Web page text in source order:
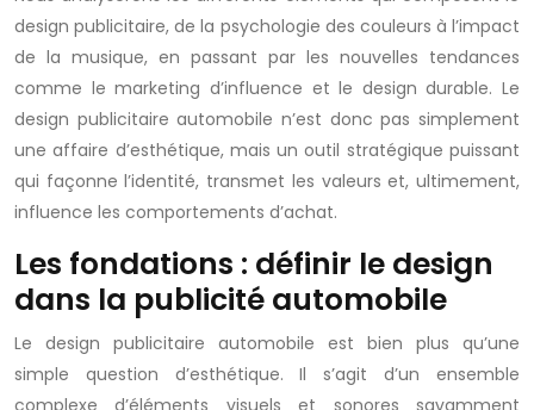
design publicitaire, de la psychologie des couleurs à l’impact
de la musique, en passant par les nouvelles tendances
comme le marketing d’influence et le design durable. Le
design publicitaire automobile n’est donc pas simplement
une affaire d’esthétique, mais un outil stratégique puissant
qui façonne l’identité, transmet les valeurs et, ultimement,
influence les comportements d’achat.
Les fondations : définir le design
dans la publicité automobile
Le design publicitaire automobile est bien plus qu’une
simple question d’esthétique. Il s’agit d’un ensemble
complexe d’éléments visuels et sonores savamment